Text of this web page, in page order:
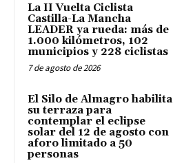
La II Vuelta Ciclista
Castilla-La Mancha
LEADER ya rueda: más de
1.000 kilómetros, 102
municipios y 228 ciclistas
7 de agosto de 2026
El Silo de Almagro habilita
su terraza para
contemplar el eclipse
solar del 12 de agosto con
aforo limitado a 50
personas